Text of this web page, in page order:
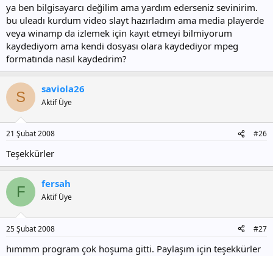
ya ben bilgisayarcı değilim ama yardım ederseniz sevinirim.
bu uleadı kurdum video slayt hazırladım ama media playerde
veya winamp da izlemek için kayıt etmeyi bilmiyorum
kaydediyom ama kendi dosyası olara kaydediyor mpeg
formatında nasıl kaydedrim?
S saviola26
Aktif Üye
21 Şubat 2008 #26
Teşekkürler
F fersah
Aktif Üye
25 Şubat 2008 #27
hımmm program çok hoşuma gitti. Paylaşım için teşekkürler